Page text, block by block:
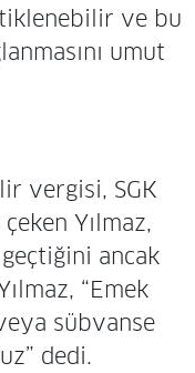
ve bu
umut
vergisi, SGK
Yılmaz,
ancak
“Emek
sübvanse
dedi.